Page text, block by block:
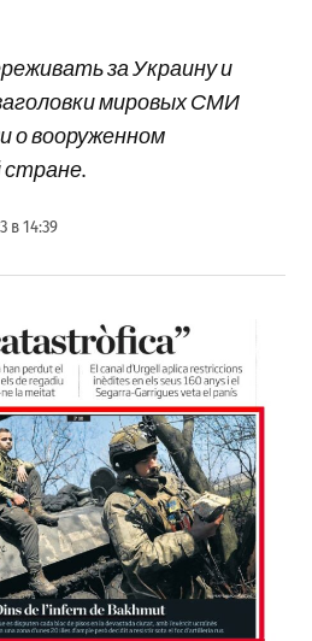
за Украину и
мировых СМИ
о вооруженном
в 14:39